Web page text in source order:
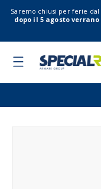
Saremo chiusi per ferie dal
dopo il 5 agosto
Toggle